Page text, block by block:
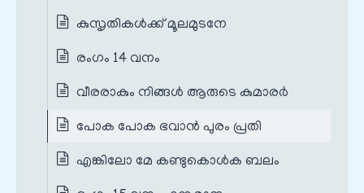
കുസൃതികള്‍ക്ക് മൂലമുടനേ
രംഗം 14 വനം
വീരരാകും നിങ്ങള്‍ ആരുടെ കുമാരര്‍
പോക പോക ഭവാന്‍ പുരം പ്രതി
എങ്കിലോ മേ കണ്ടുകൊള്‍ക ബലം